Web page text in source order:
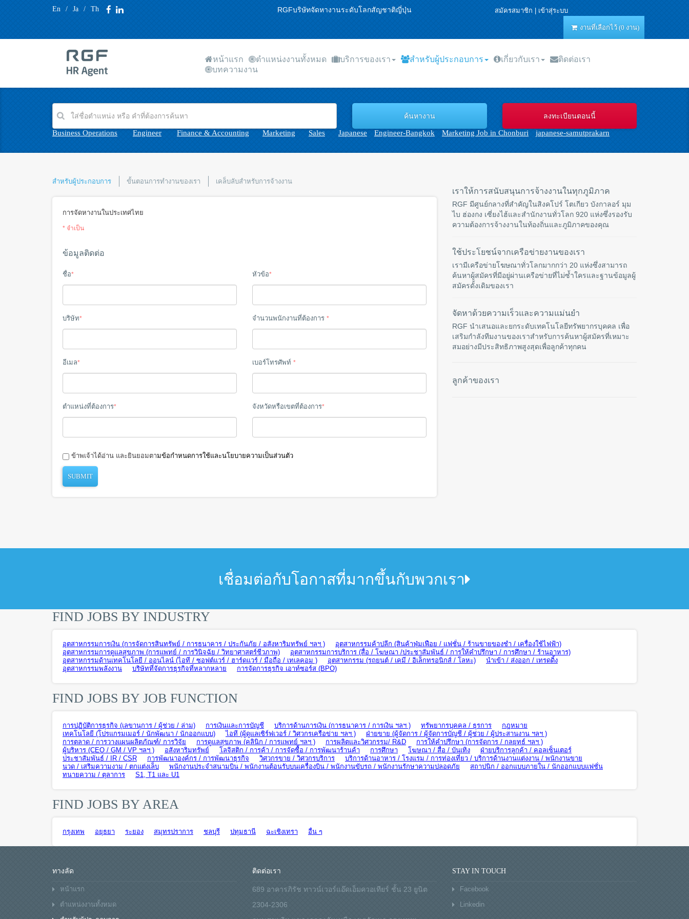
En / Ja / Th RGFบริษัทจัดหางานระดับโลกสัญชาติญี่ปุ่น สมัครสมาชิก | เข้าสุ่ระบบ
งานที่เลือกไว้ (0 งาน)
หน้าแรก ตำแหน่งงานทั้งหมด บริการของเรา สำหรับผู้ประกอบการ เกี่ยวกับเรา
ติดต่อเรา
บทความงาน
Business Operations Engineer Finance & Accounting Marketing Sales Japanese Engineer-Bangkok Marketing Job in Chonburi japanese-samutprakarn
สำหรับผู้ประกอบการ ขั้นตอนการทำงานของเรา เคล็บลับสำหรับการจ้างงาน
การจัดหางานในประเทศไทย
* จำเป็น
ข้อมูลติดต่อ
ชื่อ* หัวข้อ*
บริษัท* จำนวนพนักงานที่ต้องการ *
อีเมล* เบอร์โทรศัพท์ *
ตำแหน่งที่ต้องการ* จังหวัดหรือเขตที่ต้องการ*
ข้าพเจ้าได้อ่าน และยินยอมตามข้อกำหนดการใช้และนโยบายความเป็นส่วนตัว
เราให้การสนับสนุนการจ้างงานในทุกภูมิภาค
RGF มีศูนย์กลางที่สำคัญในสิงคโปร์ โตเกียว บังกาลอร์ มุม
ไบ ฮ่องกง เซี่ยงไฮ้และสำนักงานทั่วโลก 920 แห่งซึ่งรองรับ
ความต้องการจ้างงานในท้องถิ่นและภูมิภาคของคุณ
ใช้ประโยชน์จากเครือข่ายงานของเรา
เรามีเครือข่ายโฆษณาทั่วโลกมากกว่า 20 แห่งซึ่งสามารถ
ค้นหาผู้สมัครที่มีอยู่ผ่านเครือข่ายที่ไม่ซ้ำใครและฐานข้อมูลผู้
สมัครดั้งเดิมของเรา
จัดหาด้วยความเร็วและความแม่นยำ
RGF นำเสนอและยกระดับเทคโนโลยีทรัพยากรบุคคล เพื่อ
เสริมกำลังทีมงานของเราสำหรับการค้นหาผู้สมัครที่เหมาะ
สมอย่างมีประสิทธิภาพสูงสุดเพื่อลูกค้าทุกคน
ลูกค้าของเรา
เชื่อมต่อกับโอกาสที่มากขึ้นกับพวกเรา
FIND JOBS BY INDUSTRY
อุตสาหกรรมการเงิน (การจัดการสินทรัพย์ / การธนาคาร / ประกันภัย / อสังหาริมทรัพย์ ฯลฯ )
อุตสาหกรรมค้าปลีก (สินค้าฟุ่มเฟือย / แฟชั่น / ร้านขายของชำ / เครื่องใช้ไฟฟ้า)
อุตสาหกรรมการดูแลสุขภาพ (การแพทย์ / การวินิจฉัย / วิทยาศาสตร์ชีวภาพ)
อุตสาหกรรมการบริการ (สื่อ / โฆษณา /ประชาสัมพันธ์ / การให้คำปรึกษา / การศึกษา / ร้านอาหาร)
อุตสาหกรรมด้านเทคโนโลยี / ออนไลน์ (ไอที / ซอฟต์แวร์ / ฮาร์ดแวร์ / มือถือ / เทเลคอม )
อุตสาหกรรม (รถยนต์ / เคมี / อิเล็กทรอนิกส์ / โลหะ)
นำเข้า / ส่งออก / เทรดดิ้ง
อุตสาหกรรมพลังงาน
บริษัทที่จัดการธุรกิจที่หลากหลาย การจัดการธุรกิจ เอาท์ซอร์ส (BPO)
FIND JOBS BY JOB FUNCTION
การปฏิบัติการธุรกิจ (เลขานุการ / ผู้ช่วย / ล่าม) การเงินและการบัญชี บริการด้านการเงิน (การธนาคาร / การเงิน ฯลฯ ) ทรัพยากรบุคคล / ธุรการ
กฎหมาย
เทคโนโลยี (โปรแกรมเมอร์ / นักพัฒนา / นักออกแบบ)
ไอที (ผู้ดูแลเซิร์ฟเวอร์ / วิศวกรเครือข่าย ฯลฯ )
ฝ่ายขาย (ผู้จัดการ / ผู้จัดการบัญชี / ผู้ช่วย / ผู้ประสานงาน ฯลฯ )
การตลาด / การวางแผนผลิตภัณฑ์/ การวิจัย
การดูแลสุขภาพ (คลินิก / การแพทย์ ฯลฯ ) การผลิตและวิศวกรรม/ R&D
การให้คำปรึกษา (การจัดการ / กลยุทธ์ ฯลฯ )
ผู้บริหาร (CEO / GM / VP ฯลฯ )
อสังหาริมทรัพย์ โลจิสติก / การค้า / การจัดซื้อ / การพัฒนาร้านค้า การศึกษา โฆษณา / สื่อ / บันเทิง
ฝ่ายบริการลูกค้า / คอลเซ็นเตอร์
ประชาสัมพันธ์ / IR / CSR
การพัฒนาองค์กร / การพัฒนาธุรกิจ วิศวกรขาย / วิศวกรบริการ
บริการด้านอาหาร / โรงแรม / การท่องเที่ยว / บริการด้านงานแต่งงาน / พนักงานขาย
นวด / เสริมความงาม / ตกแต่งเล็บ
พนักงานประจำสนามบิน / พนักงานต้อนรับบนเครื่องบิน / พนักงานขับรถ / พนักงานรักษาความปลอดภัย
สถาปนิก / ออกแบบภายใน / นักออกแบบแฟชั่น
ทนายความ / ตุลาการ
S1, T1 และ U1
FIND JOBS BY AREA
กรุงเทพ อยุธยา ระยอง สมุทรปราการ ชลบุรี ปทุมธานี ฉะเชิงเทรา อื่น ๆ
ทางลัด
หน้าแรก
ตำแหน่งงานทั้งหมด
ติดต่อเรา
689 อาคารภิรัช ทาวน์เวอร์แอ๊ดเอ็มควอเทียร์ ชั้น 23 ยูนิต
2304-2306
STAY IN TOUCH
Facebook
Linkedin